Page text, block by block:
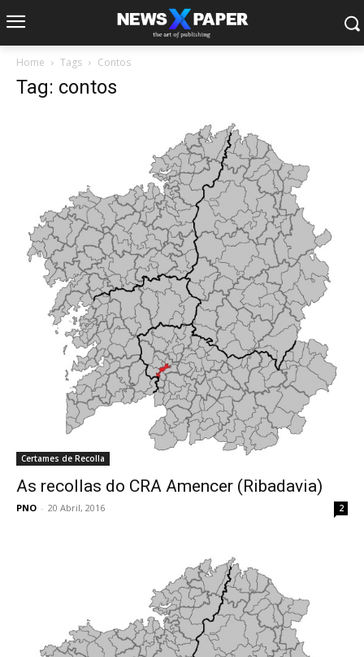
Home Tags Contos
Tag: contos
Certames de Recolla
As recollas do CRA Amencer (Ribadavia)
PNO - 20 Abril, 2016 2